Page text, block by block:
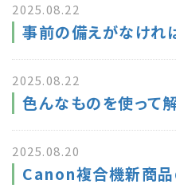
2025.08.22
事前の備えがなけれ
2025.08.22
色んなものを使って
2025.08.20
Canon複合機新商品